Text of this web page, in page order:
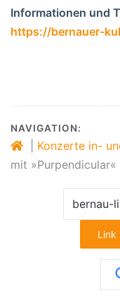
Informationen und
https://bernauer-
NAVIGATION:
Konzerte in-
mit
Link